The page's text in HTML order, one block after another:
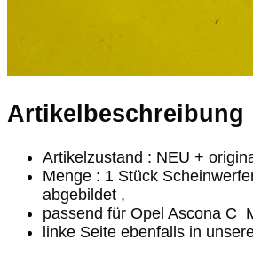
Artikelbeschreibung
Artikelzustand : NEU +
Menge : 1 Stück
abgebildet ,
passend für Opel Ascona C
linke Seite ebenfalls in